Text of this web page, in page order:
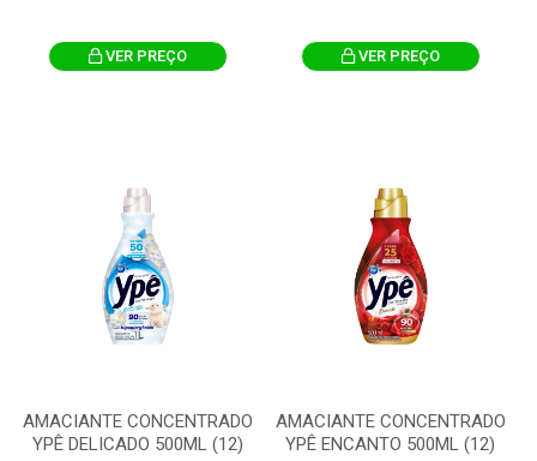
VER PREÇO VER PREÇO
AMACIANTE CONCENTRADO
YPÊ DELICADO 500ML (12)
AMACIANTE CONCENTRADO
YPÊ ENCANTO 500ML (12)